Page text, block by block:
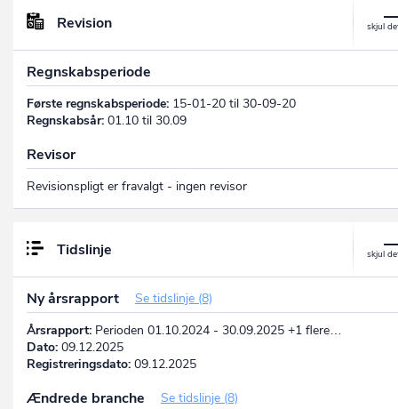
Revision
Regnskabsperiode
Første regnskabsperiode: 15-01-20 til 30-09-20
Regnskabsår: 01.10 til 30.09
Revisor
Revisionspligt er fravalgt - ingen revisor
Tidslinje
Ny årsrapport
Se tidslinje (8)
Årsrapport: Perioden 01.10.2024 - 30.09.2025 +1 flere…
Dato: 09.12.2025
Registreringsdato: 09.12.2025
Ændrede branche
Se tidslinje (8)